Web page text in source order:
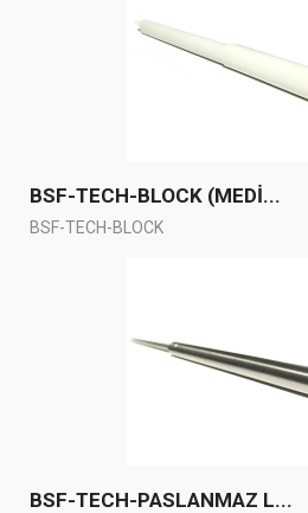
BSF-TECH-BLOCK (MEDİ...
BSF-TECH-BLOCK
BSF-TECH-PASLANMAZ L...